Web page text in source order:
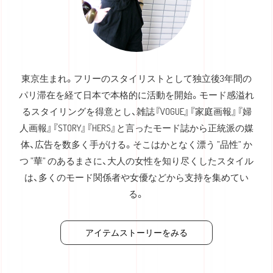
東京生まれ。フリーのスタイリストとして独立後3年間の
パリ滞在を経て日本で本格的に活動を開始。モード感溢れ
るスタイリングを得意とし、雑誌『VOGUE』『家庭画報』『婦
人画報』『STORY』『HERS』と言ったモード誌から正統派の媒
体、広告を数多く手がける。そこはかとなく漂う ”品性” か
つ ”華” のあるまさに、大人の女性を知り尽くしたスタイル
は、多くのモード関係者や女優などから支持を集めてい
る。
アイテムストーリーをみる